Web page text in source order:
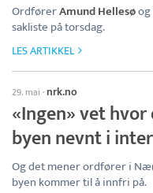
OrdførerAmund Hellesø
sakliste på torsdag.
LES ARTIKKEL
29. mai · nrk.no
«Ingen» vet
byen nevnt i
Og det mener ordfører i
byen kommer til å innfri på.